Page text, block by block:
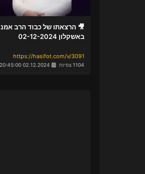
🎥 הרצאתו של כבוד הרב
באשקלון 02-12-2024
https://hasifot.com/v/3091
1104 צפיות